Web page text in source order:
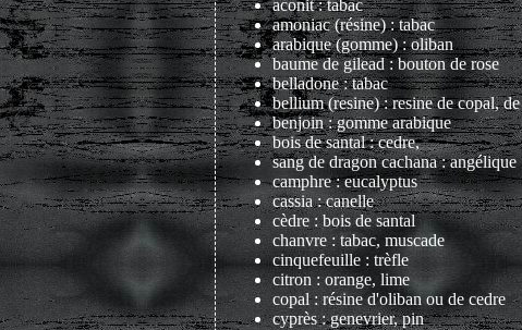
aconit : tabac
amoniac (résine) : tabac
arabique (gomme) : oliban
baume de gilead : bouton de rose
belladone : tabac
bellium (resine) : resine de copal,
benjoin : gomme arabique
bois de santal : cedre,
sang de dragon cachana : angélique
camphre : eucalyptus
cassia : canelle
cèdre : bois de santal
chanvre : tabac, muscade
cinquefeuille : trèfle
citron : orange, lime
copal : résine d'oliban ou de cedre
cyprès : genevrier, pin